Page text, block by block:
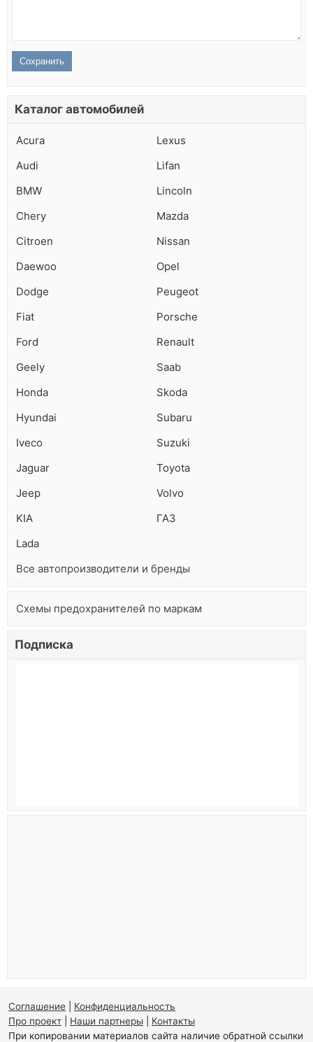
Каталог автомобилей
Acura
Lexus
Audi
Lifan
BMW
Lincoln
Chery
Mazda
Citroen
Nissan
Daewoo
Opel
Dodge
Peugeot
Fiat
Porsche
Ford
Renault
Geely
Saab
Honda
Skoda
Hyundai
Subaru
Iveco
Suzuki
Jaguar
Toyota
Jeep
Volvo
KIA
ГАЗ
Lada
Все автопроизводители и бренды
Схемы предохранителей по маркам
Подписка
Соглашение
Конфиденциальность
Про проект
Наши партнеры
Контакты
При копировании материалов сайта наличие обратной ссылки